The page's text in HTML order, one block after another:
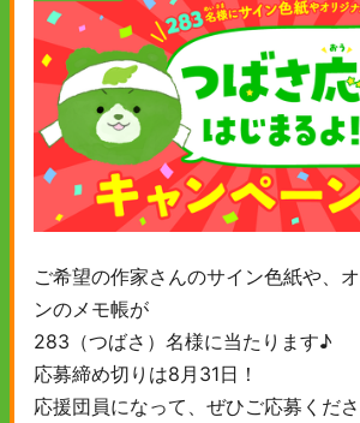
ご希望の作家さんのサイン色紙や、
ンのメモ帳が
283（つばさ）名様に当たります♪
応募締め切りは8月31日！
応援団員になって、ぜひご応募くだ